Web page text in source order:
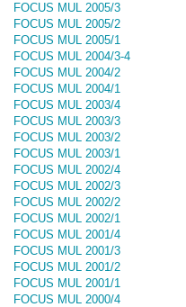
FOCUS MUL 2005/3
FOCUS MUL 2005/2
FOCUS MUL 2005/1
FOCUS MUL 2004/3-4
FOCUS MUL 2004/2
FOCUS MUL 2004/1
FOCUS MUL 2003/4
FOCUS MUL 2003/3
FOCUS MUL 2003/2
FOCUS MUL 2003/1
FOCUS MUL 2002/4
FOCUS MUL 2002/3
FOCUS MUL 2002/2
FOCUS MUL 2002/1
FOCUS MUL 2001/4
FOCUS MUL 2001/3
FOCUS MUL 2001/2
FOCUS MUL 2001/1
FOCUS MUL 2000/4